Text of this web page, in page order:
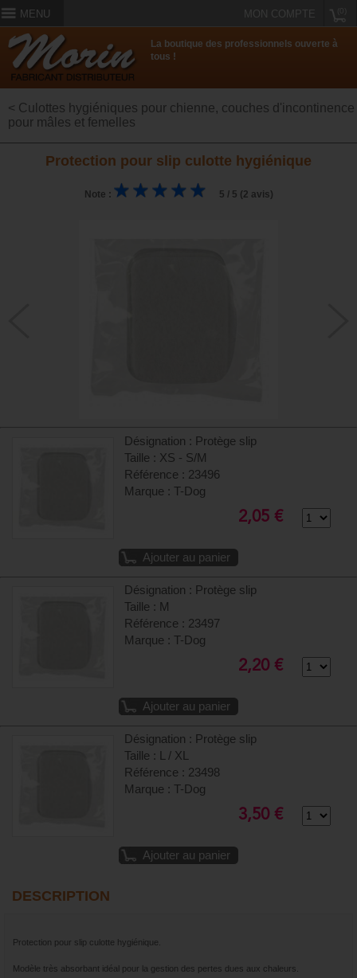
MENU MON COMPTE
La boutique des professionnels ouverte à
tous !
< Culottes hygiéniques pour chienne, couches d'incontinence
pour mâles et femelles
Protection pour slip culotte hygiénique
Note : 5 / 5 (2 avis)
Désignation : Protège slip
Taille : XS - S/M
Référence : 23496
Marque : T-Dog
2,05 €
Ajouter au panier
Désignation : Protège slip
Taille : M
Référence : 23497
Marque : T-Dog
2,20 €
Ajouter au panier
Désignation : Protège slip
Taille : L / XL
Référence : 23498
Marque : T-Dog
3,50 €
Ajouter au panier
DESCRIPTION
Protection pour slip culotte hygiénique.
Modèle très absorbant idéal pour la gestion des pertes dues aux chaleurs.